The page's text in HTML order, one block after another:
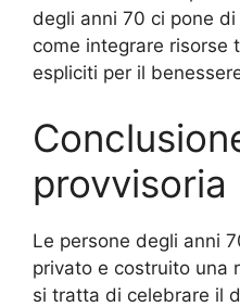
degli anni 70 ci pone
come integrare risorse
espliciti per il
provvisoria
Le persone degli anni
privato e costruito una
si tratta di celebrare il